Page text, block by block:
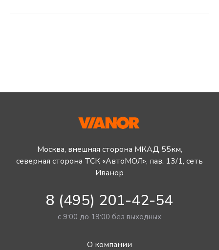
Москва, внешняя сторона МКАД 55км,
северная сторона ТСК «АвтоМОЛ», пав. 13/1, сеть
Иванор
8 (495) 201-42-54
с 9:00 до 19:00 без выходных
О компании